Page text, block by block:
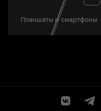
Планшеты и смартфоны